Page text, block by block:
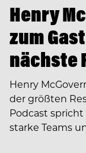
Henry
zum
nächste
Henry
der größten
Podcast
starke Teams